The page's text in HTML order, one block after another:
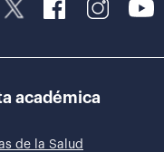
académica
de la Salud